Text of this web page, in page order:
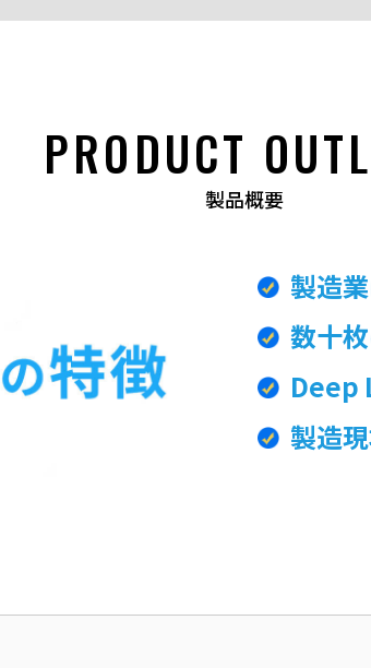
PRODUCT
製品概要
製造
数十
Deep
製造